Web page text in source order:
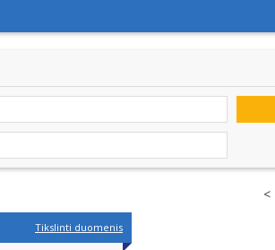
Tikslinti duomenis
<